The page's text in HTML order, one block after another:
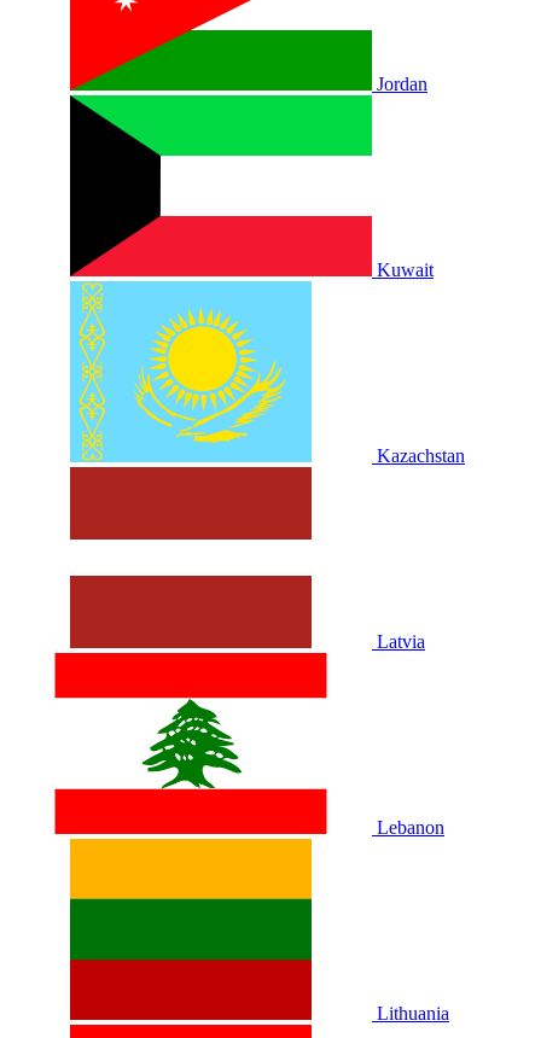
Jordan
Kuwait
Kazachstan
Latvia
Lebanon
Lithuania